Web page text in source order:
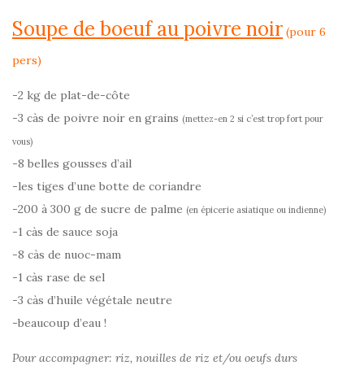
Soupe de boeuf au poivre noir (pour 6
pers)
-2 kg de plat-de-côte
-3 càs de poivre noir en grains (mettez-en 2 si c’est trop fort pour
vous)
-8 belles gousses d’ail
-les tiges d’une botte de coriandre
-200 à 300 g de sucre de palme (en épicerie asiatique ou indienne)
-1 càs de sauce soja
-8 càs de nuoc-mam
-1 càs rase de sel
-3 càs d’huile végétale neutre
-beaucoup d’eau !
Pour accompagner: riz, nouilles de riz et/ou oeufs durs